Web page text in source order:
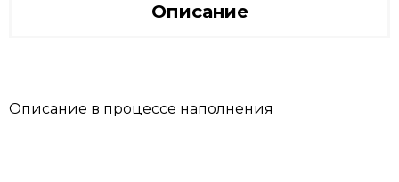
Описание
Описание в процессе наполнения